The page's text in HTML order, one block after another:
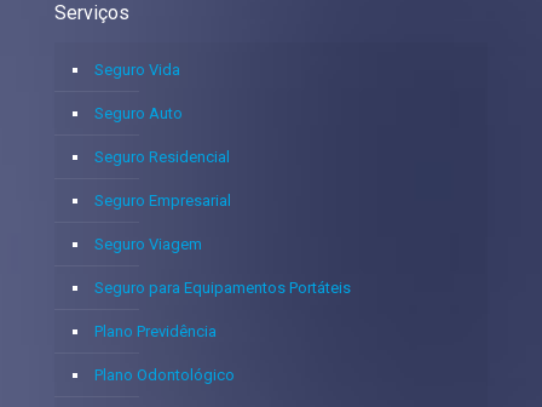
Serviços
Seguro Vida
Seguro Auto
Seguro Residencial
Seguro Empresarial
Seguro Viagem
Seguro para Equipamentos Portáteis
Plano Previdência
Plano Odontológico